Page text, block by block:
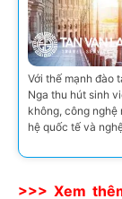
Với thế mạnh đào
Nga thu hút sinh
không, công nghệ
hệ quốc tế và
>>> Xem